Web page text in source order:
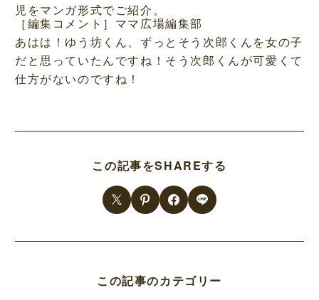
児をマンガ形式でご紹介。
［編集コメント］ママ広場編集部
あはは！ゆう坊くん、ずっとそう次郎くんを女の子
だと思っていたんですね！そう次郎くんが可愛くて
仕方がないのですね！
この記事をSHAREする
この記事のカテゴリー